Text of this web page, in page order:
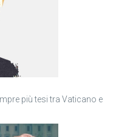
più tesi tra Vaticano e